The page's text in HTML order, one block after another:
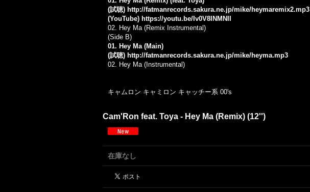
(試聴) http://fatmanrecords.sakura.ne.jp/mike/heymaremix2.mp3
(YouTube) https://youtu.be/Iv0V8INMNII
02. Hey Ma (Remix Instrumental)
(Side B)
01. Hey Ma (Main)
(試聴) http://fatmanrecords.sakura.ne.jp/mike/heyma.mp3
02. Hey Ma (Instrumental)
キャムロン キャミロン キャッチー系 00's
Cam'Ron feat. Toya - Hey Ma (Remix) (12'')
在庫なし